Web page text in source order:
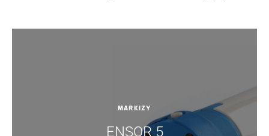
Markizy
ENSOR 5